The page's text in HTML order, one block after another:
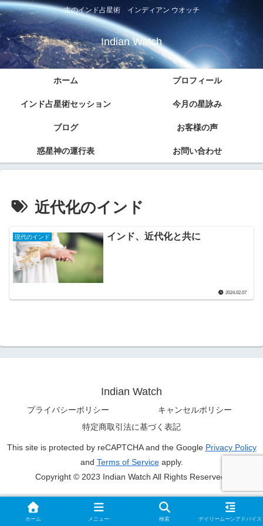
古のインド占星術 インディアン ウオッチ
Indian Watch
ホーム プロフィール
インド占星術セッション 今月の星詠み
ブログ お客様の声
惑星神の運行表 お問い合わせ
近代化のインド
現代のインド インド、近代化と共に
2024.02.07
Indian Watch
プライバシーポリシー
キャンセルポリシー
特定商取引法に基づく表記
This site is protected by reCAPTCHA and the Google Privacy Policy
and Terms of Serviceapply.
Copyright © 2023 Indian Watch All Rights Reserved.
ホーム メニュー 検索 デイリームーンアドバイス